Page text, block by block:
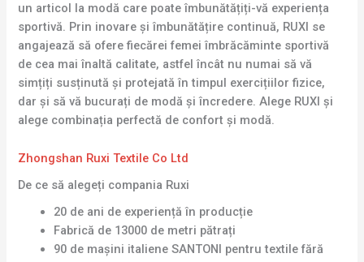
un articol la modă care poate îmbunătățiți-vă experiența
sportivă. Prin inovare și îmbunătățire continuă, RUXI se
angajează să ofere fiecărei femei îmbrăcăminte sportivă
de cea mai înaltă calitate, astfel încât nu numai să vă
simțiți susținută și protejată în timpul exercițiilor fizice,
dar și să vă bucurați de modă și încredere. Alege RUXI și
alege combinația perfectă de confort și modă.
Zhongshan Ruxi Textile Co Ltd
De ce să alegeți compania Ruxi
20 de ani de experiență în producție
Fabrică de 13000 de metri pătrați
90 de mașini italiene SANTONI pentru textile fără